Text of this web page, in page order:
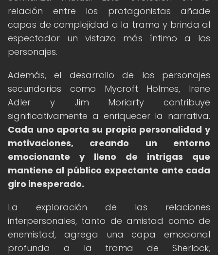
relación entre los protagonistas añade
capas de complejidad a la trama y brinda al
espectador un vistazo más íntimo a los
personajes.
Además, el desarrollo de los personajes
secundarios como Mycroft Holmes, Irene
Adler y Jim Moriarty contribuye
significativamente a enriquecer la narrativa.
Cada uno aporta su propia personalidad y
motivaciones, creando un entorno
emocionante y lleno de intrigas que
mantiene al público expectante ante cada
giro inesperado.
La exploración de las relaciones
interpersonales, tanto de amistad como de
enemistad, agrega una capa emocional
profunda a la trama de Sherlock,